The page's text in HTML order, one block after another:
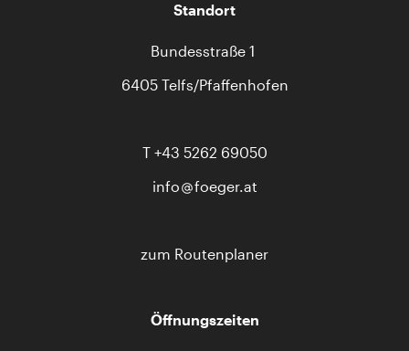
Standort
Bundesstraße 1
6405 Telfs/Pfaffenhofen
T +43 5262 69050
info
foeger.at
zum Routenplaner
Öffnungszeiten